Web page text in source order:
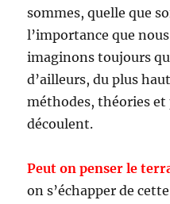
sommes, quelle que
l’importance que
imaginons toujours
d’ailleurs, du plus
méthodes, théories et
découlent.
Peut on penser le
on s’échapper de